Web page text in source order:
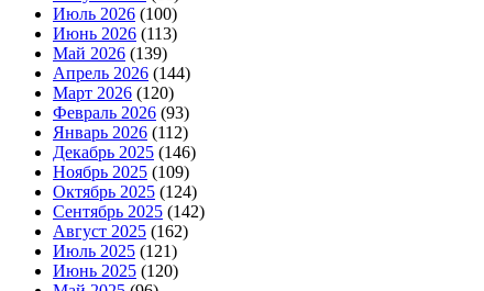
Июль 2026 (100)
Июнь 2026 (113)
Май 2026 (139)
Апрель 2026 (144)
Март 2026 (120)
Февраль 2026 (93)
Январь 2026 (112)
Декабрь 2025 (146)
Ноябрь 2025 (109)
Октябрь 2025 (124)
Сентябрь 2025 (142)
Август 2025 (162)
Июль 2025 (121)
Июнь 2025 (120)